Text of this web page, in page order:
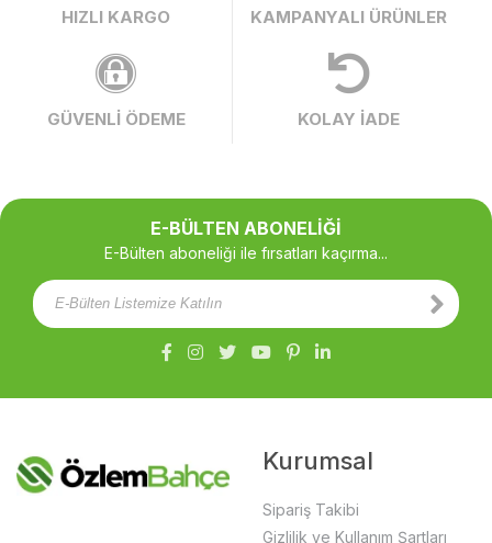
HIZLI KARGO KAMPANYALI ÜRÜNLER
GÜVENLİ ÖDEME KOLAY İADE
E-BÜLTEN ABONELİĞİ
E-Bülten aboneliği ile fırsatları kaçırma...
Kurumsal
Sipariş Takibi
Gizlilik ve Kullanım Şartları